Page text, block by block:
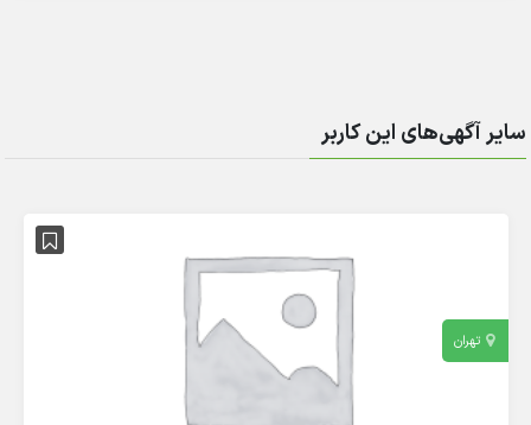
این کاربر